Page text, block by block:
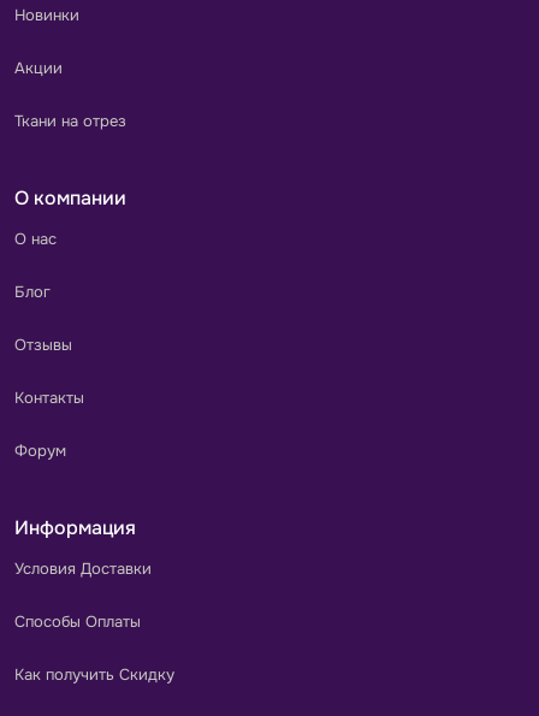
Новинки
Акции
Ткани на отрез
О компании
О нас
Блог
Отзывы
Контакты
Форум
Информация
Условия Доставки
Способы Оплаты
Как получить Скидку